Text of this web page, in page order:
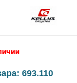
693.110